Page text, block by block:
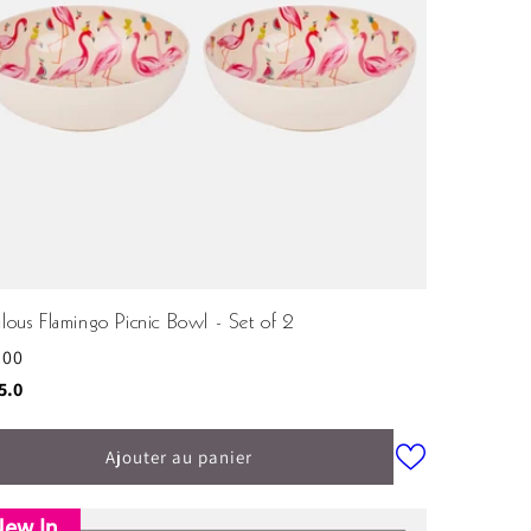
Flamingo Picnic Bowl - Set of 2
Ajouter au panier